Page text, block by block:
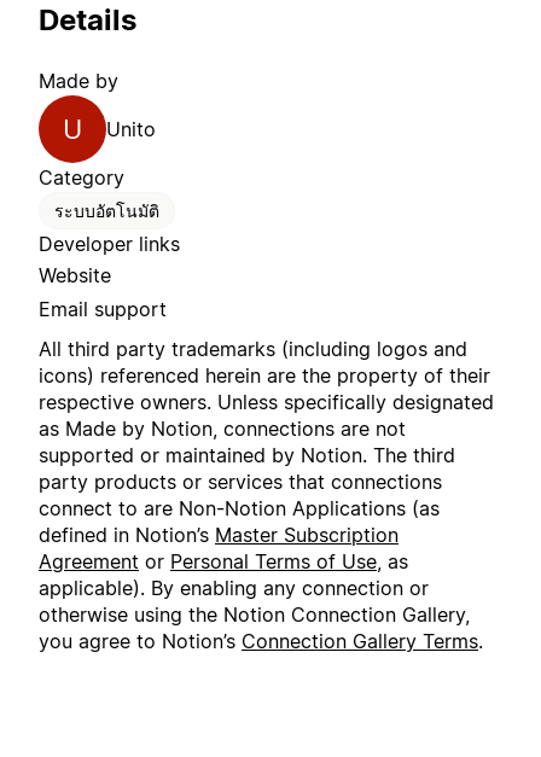
Details
Made by
U
Unito
Category
ระบบอัตโนมัติ
Developer links
Website
Email support
All third party trademarks (including logos and
icons) referenced herein are the property of their
respective owners. Unless specifically designated
as Made by Notion, connections are not
supported or maintained by Notion. The third
party products or services that connections
connect to are Non-Notion Applications (as
defined in Notion’s Master Subscription
Agreement or Personal Terms of Use , as
applicable). By enabling any connection or
otherwise using the Notion Connection Gallery,
you agree to Notion’s Connection Gallery Terms.